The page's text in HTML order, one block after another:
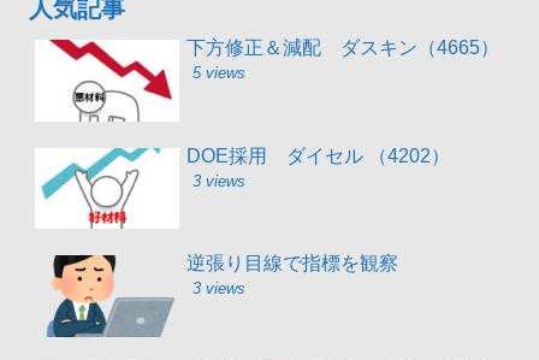
人気記事
下方修正＆減配 ダスキン（4665）
5 views
DOE採用 ダイセル （4202）
3 views
逆張り目線で指標を観察
3 views